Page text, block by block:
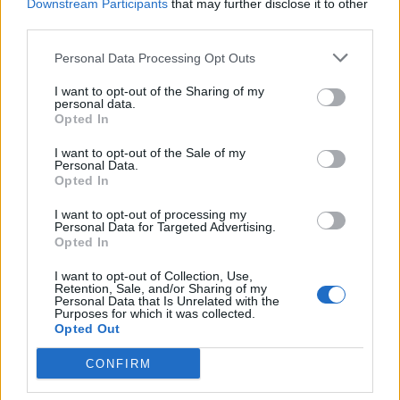
Downstream Participants that may further disclose it to other
Personal Data Processing Opt Outs
I want to opt-out of the Sharing of my
personal data.
Opted In
I want to opt-out of the Sale of my
Personal Data.
Opted In
I want to opt-out of processing my
Personal Data for Targeted Advertising.
Opted In
I want to opt-out of Collection, Use,
Retention, Sale, and/or Sharing of my
Personal Data that Is Unrelated with the
Purposes for which it was collected.
Opted Out
CONFIRM
deset dni
6. avgust 2026
Prihodnji teden bo Velenje obiskala
Ob povečanem številu podtaknjenih
požarov pozivi občanom k takojšnjemu
Opozorilo:Po 297. členu Kazenskega zakonika je
posameznik kazensko odgovoren za javno spodbujanje